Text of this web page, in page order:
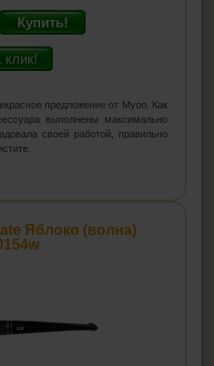
Купить!
клик!
предложение от Myon. Как
выполнены максимально
своей работой, правильно
Яблоко (волна)